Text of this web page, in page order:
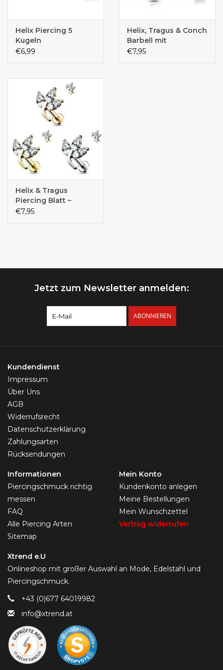
Helix Piercing 5
Kugeln
€6,99
Helix, Tragus & Conch
Barbell mit
Kristallstein –
€7,95
Helix & Tragus
Piercing Blatt –
Chirurgenstahl 316L,
€7,95
Jetzt zum Newsletter anmelden:
ABONNIEREN
Kundendienst
Impressum
Über Uns
AGB
Widerrufsrecht
Datenschutzerklärung
Zahlungsarten
Rücksendungen
Informationen
Piercingschmuck richtig
messen
FAQ
Alle Piercing Arten
Sitemap
Mein Konto
Kundenkonto anlegen
Meine Bestellungen
Mein Wunschzettel
Vertrag widerrufen
Xtrend e.U
Onlineshop mit großer Auswahl an Mode, Edelstahl und
Piercingschmuck.
+43 (0)677 64019982
info@xtrend.at